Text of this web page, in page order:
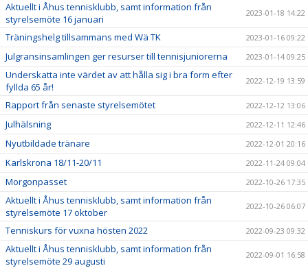
Aktuellt i Åhus tennisklubb, samt information från
styrelsemöte 16 januari
2023-01-18 14:22
Träningshelg tillsammans med Wä TK 2023-01-16 09:22
Julgransinsamlingen ger resurser till tennisjuniorerna 2023-01-14 09:25
Underskatta inte värdet av att hålla sig i bra form efter
fyllda 65 år!
2022-12-19 13:59
Rapport från senaste styrelsemötet 2022-12-12 13:06
Julhälsning 2022-12-11 12:46
Nyutbildade tränare 2022-12-01 20:16
Karlskrona 18/11-20/11 2022-11-24 09:04
Morgonpasset 2022-10-26 17:35
Aktuellt i Åhus tennisklubb, samt information från
styrelsemöte 17 oktober
2022-10-26 06:07
Tenniskurs för vuxna hösten 2022 2022-09-23 09:32
Aktuellt i Åhus tennisklubb, samt information från
styrelsemöte 29 augusti
2022-09-01 16:58